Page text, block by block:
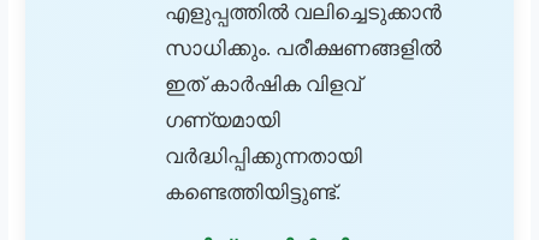
എളുപ്പത്തിൽ വലിച്ചെടുക്കാൻ
സാധിക്കും. പരീക്ഷണങ്ങളിൽ
ഇത് കാർഷിക വിളവ്
ഗണ്യമായി
വർദ്ധിപ്പിക്കുന്നതായി
കണ്ടെത്തിയിട്ടുണ്ട്.